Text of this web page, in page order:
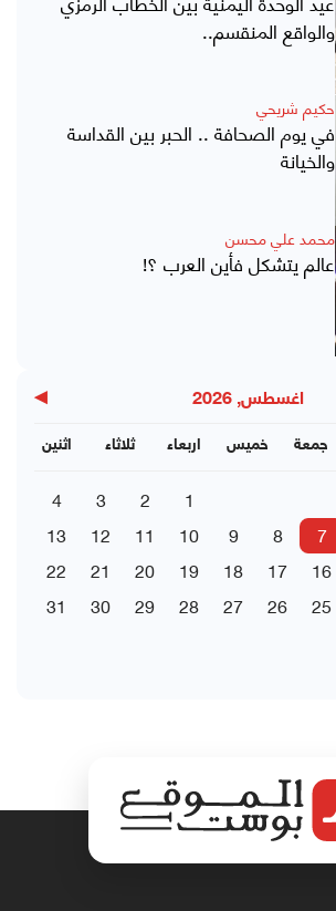
والواقع المنقسم..
حكيم شريحي
في يوم الصحافة .. الحبر بين القداسة
والخيانة
محمد علي محسن
عالم يتشكل فأين العرب ؟!
اغسطس, 2026 ▶
اثنين ثلاثاء اربعاء خميس جمعة
1
2
3
4
7
8
9
10
11
12
13
16
17
18
19
20
21
22
25
26
27
28
29
30
31